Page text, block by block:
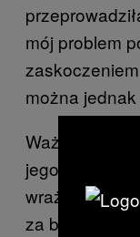
mój problem
można
Ważniejszy
jego
wrażenie, że
za brak